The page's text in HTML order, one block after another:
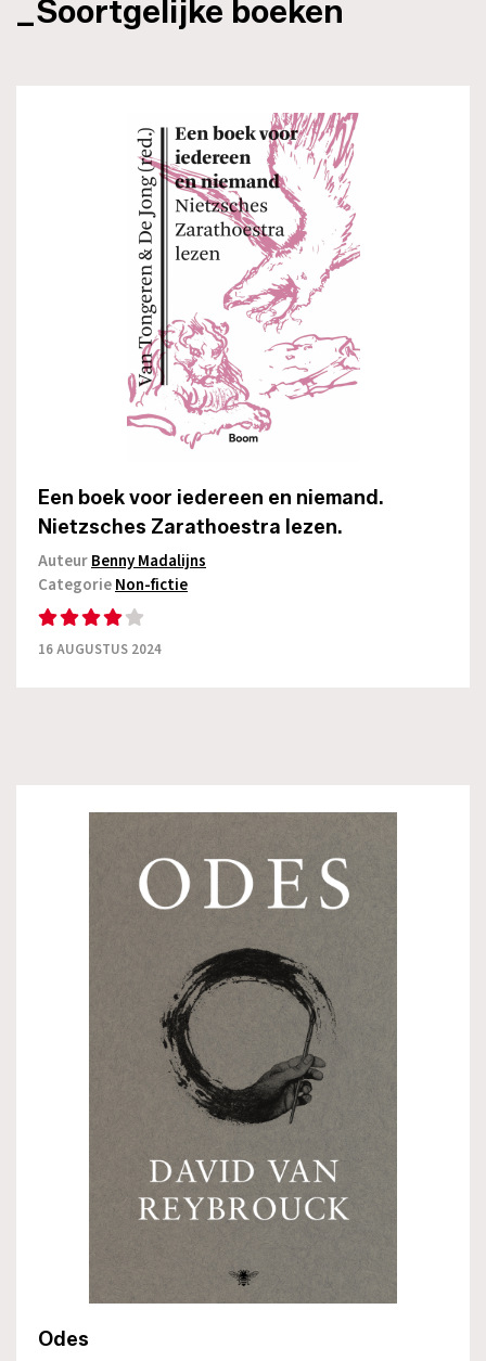
_Soortgelijke boeken
Een boek voor iedereen en niemand.
Nietzsches Zarathoestra lezen.
AuteurBenny Madalijns
CategorieNon-fictie
16 AUGUSTUS 2024
Odes